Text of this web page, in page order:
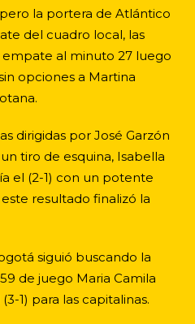
la portera de Atlántico
del cuadro local, las
al minuto 27 luego
opciones a Martina
dirigidas por José Garzón
tiro de esquina, Isabella
el (2-1) con un potente
resultado finalizó la
siguió buscando la
de juego Maria Camila
1) para las capitalinas.